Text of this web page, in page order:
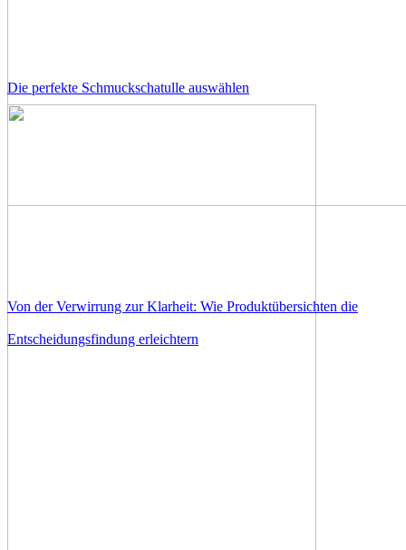
Die perfekte Schmuckschatulle auswählen
Von der Verwirrung zur Klarheit: Wie Produktübersichten die
Entscheidungsfindung erleichtern